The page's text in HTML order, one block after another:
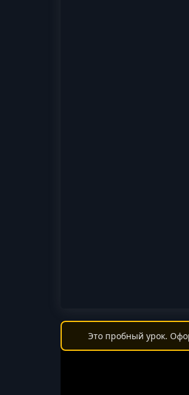
Это пробный урок.